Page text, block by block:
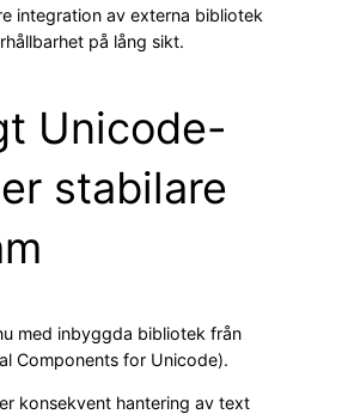
integration av externa bibliotek
på lång sikt.
Unicode-
stabilare
med inbyggda bibliotek från
Components for Unicode).
konsekvent hantering av text